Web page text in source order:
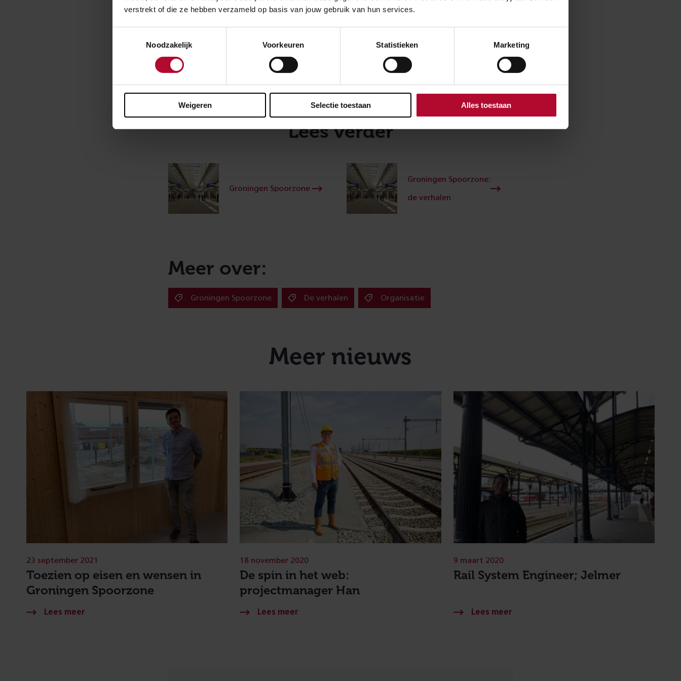
verstrekt of die ze hebben verzameld op basis van jouw gebruik van hun services.
Noodzakelijk
Voorkeuren Statistieken Marketing
Weigeren Selectie toestaan Alles toestaan
of de andere partijen. Er kijken een heleboel mensen naar dit project en dat vind ik soms
ook best wel spannend. Maar als risicoanalist heb ik vooral een hele leuk baan. Ik praat met
en heb een mooi totaalbeeld. Daarnaast vind ik werken bij een bedrijf en project dat
Lees verder
Groningen Spoorzone
Groningen Spoorzone:
de verhalen
Meer over:
Groningen Spoorzone De verhalen Organisatie
Meer nieuws
Toezien op eisen en wensen in
Groningen Spoorzone
23 september 2021
De spin in het web:
projectmanager Han
18 november 2020
Rail System Engineer; Jelmer
9 maart 2020